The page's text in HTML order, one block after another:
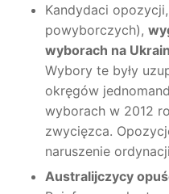
Kandydaci opozycji,
powyborczych),
wyborach na
Wybory te były
okręgów
wyborach w 2012
zwycięzca.
naruszenie
Australijczycy